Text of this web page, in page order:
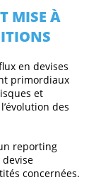
MISE À
en devises
primordiaux
et
des
reporting
concernées.